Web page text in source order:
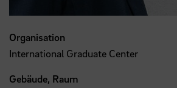
Organisation
International Graduate Center
Gebäude, Raum